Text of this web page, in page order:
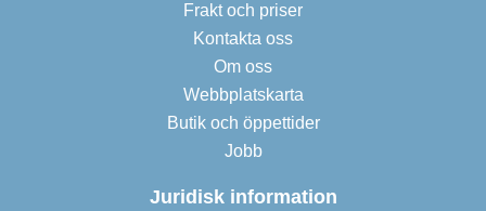
Frakt och priser
Kontakta oss
Om oss
Webbplatskarta
Butik och öppettider
Jobb
Juridisk information